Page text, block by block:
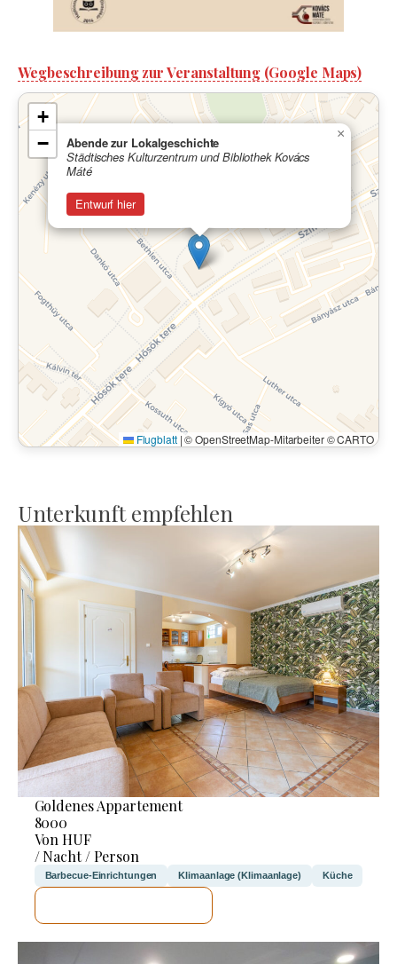
Wegbeschreibung zur Veranstaltung (Google Maps)
Abende zur Lokalgeschichte
Städtisches Kulturzentrum und Bibliothek Kovács
Máté
Entwurf hier
×
+
−
Flugblatt |© OpenStreetMap-Mitarbeiter © CARTO
Unterkunft empfehlen
Goldenes Appartement
8000
Von HUF
/ Nacht / Person
Barbecue-Einrichtungen Klimaanlage (Klimaanlage) Küche